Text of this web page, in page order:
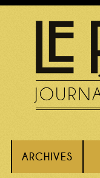
ARCHIVES